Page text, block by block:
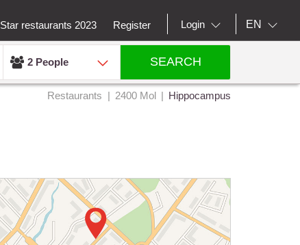
Star restaurants 2023 Register Login EN
2 People SEARCH
Restaurants 2400 Mol Hippocampus